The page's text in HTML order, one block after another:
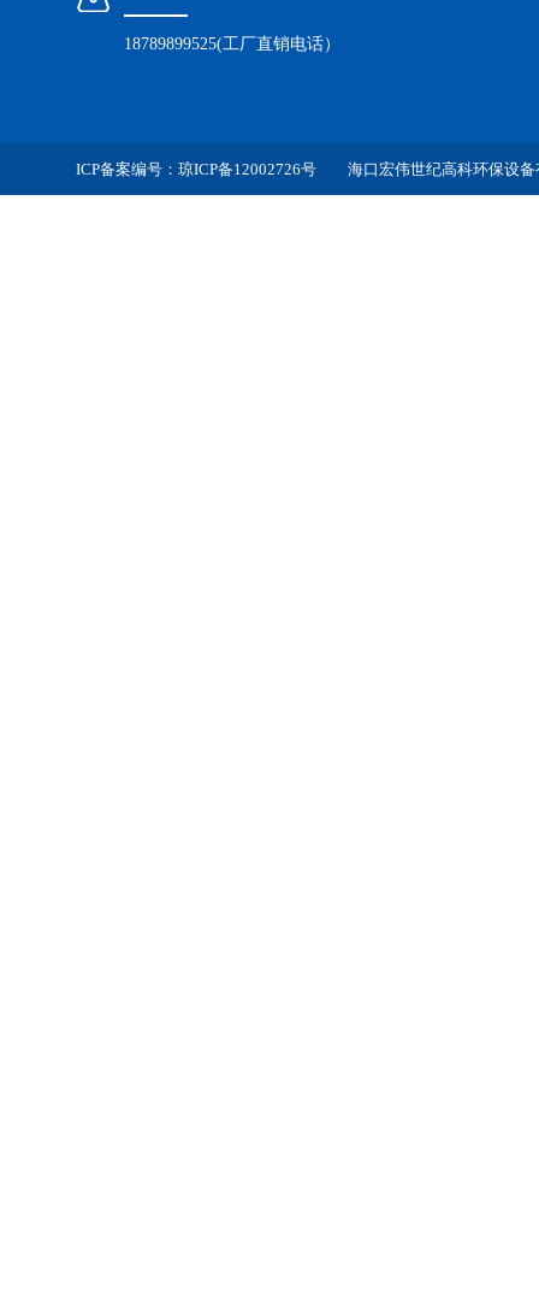
18789899525(工厂直销电话）
ICP备案编号： 琼ICP备12002726号海口宏伟世纪高科环保设备